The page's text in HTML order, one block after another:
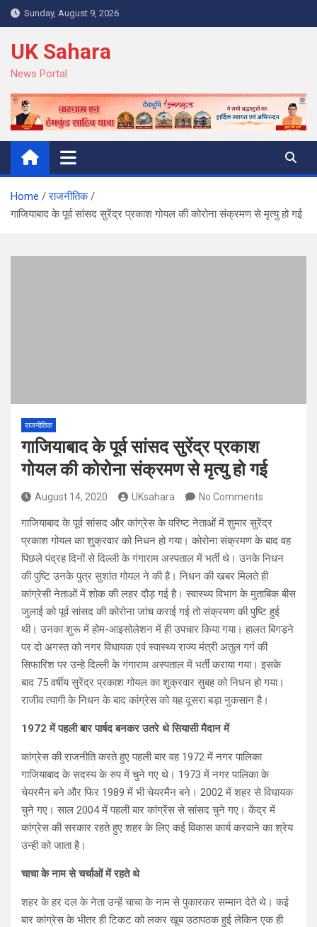
Skip
to
content
Sunday, August 9, 2026
UK Sahara
News Portal
Home
राजनीतिक
गाजियाबाद के पूर्व सांसद सुरेंद्र प्रकाश गोयल की कोरोना संक्रमण से मृत्यु हो गई
राजनीतिक
गाजियाबाद के पूर्व सांसद सुरेंद्र प्रकाश
गोयल की कोरोना संक्रमण से मृत्यु हो गई
August 14, 2020 UKsahara No Comments
गाजियाबाद के पूर्व सांसद और कांग्रेस के वरिष्ट नेताओं में शुमार सुरेंद्र
प्रकाश गोयल का शुक्रवार को निधन हो गया। कोरोना संक्रमण के बाद वह
पिछले पंद्रह दिनों से दिल्ली के गंगाराम अस्पताल में भर्ती थे। उनके निधन
की पुष्टि उनके पुत्र सुशांत गोयल ने की है। निधन की खबर मिलते ही
कांग्रेसी नेताओं में शोक की लहर दौड़ गई है। स्वास्थ्य विभाग के मुताबिक बीस
जुलाई को पूर्व सांसद की कोरोना जांच कराई गई तो संक्रमण की पुष्टि हुई
थी। उनका शुरू में होम-आइसोलेशन में ही उपचार किया गया। हालत बिगड़ने
पर दो अगस्त को नगर विधायक एवं स्वास्थ्य राज्य मंत्री अतुल गर्ग की
सिफारिश पर उन्हे दिल्ली के गंगाराम अस्पताल में भर्ती कराया गया। इसके
बाद 75 वर्षीय सुरेंद्र प्रकाश गोयल का शुक्रवार सुबह को निधन हो गया।
राजीव त्यागी के निधन के बाद कांग्रेस को यह दूसरा बड़ा नुकसान है।
1972 में पहली बार पार्षद बनकर उतरे थे सियासी मैदान में
कांग्रेस की राजनीति करते हुए पहली बार वह 1972 में नगर पालिका
गाजियाबाद के सदस्य के रुप में चुने गए थे। 1973 में नगर पालिका के
चेयरमैन बने और फिर 1989 में भी चेयरमैन बने। 2002 में शहर से विधायक
चुने गए। साल 2004 में पहली बार कांग्रेंस से सांसद चुने गए। केंद्र में
कांग्रेस की सरकार रहते हुए शहर के लिए कई विकास कार्य करवाने का श्रेय
उन्ही को जाता है।
चाचा के नाम से चर्चाओं में रहते थे
शहर के हर दल के नेता उन्हें चाचा के नाम से पुकारकर सम्मान देते थे। कई
बार कांग्रेस के भीतर ही टिकट को लकर खूब उठापठक हुई लेकिन एक ही